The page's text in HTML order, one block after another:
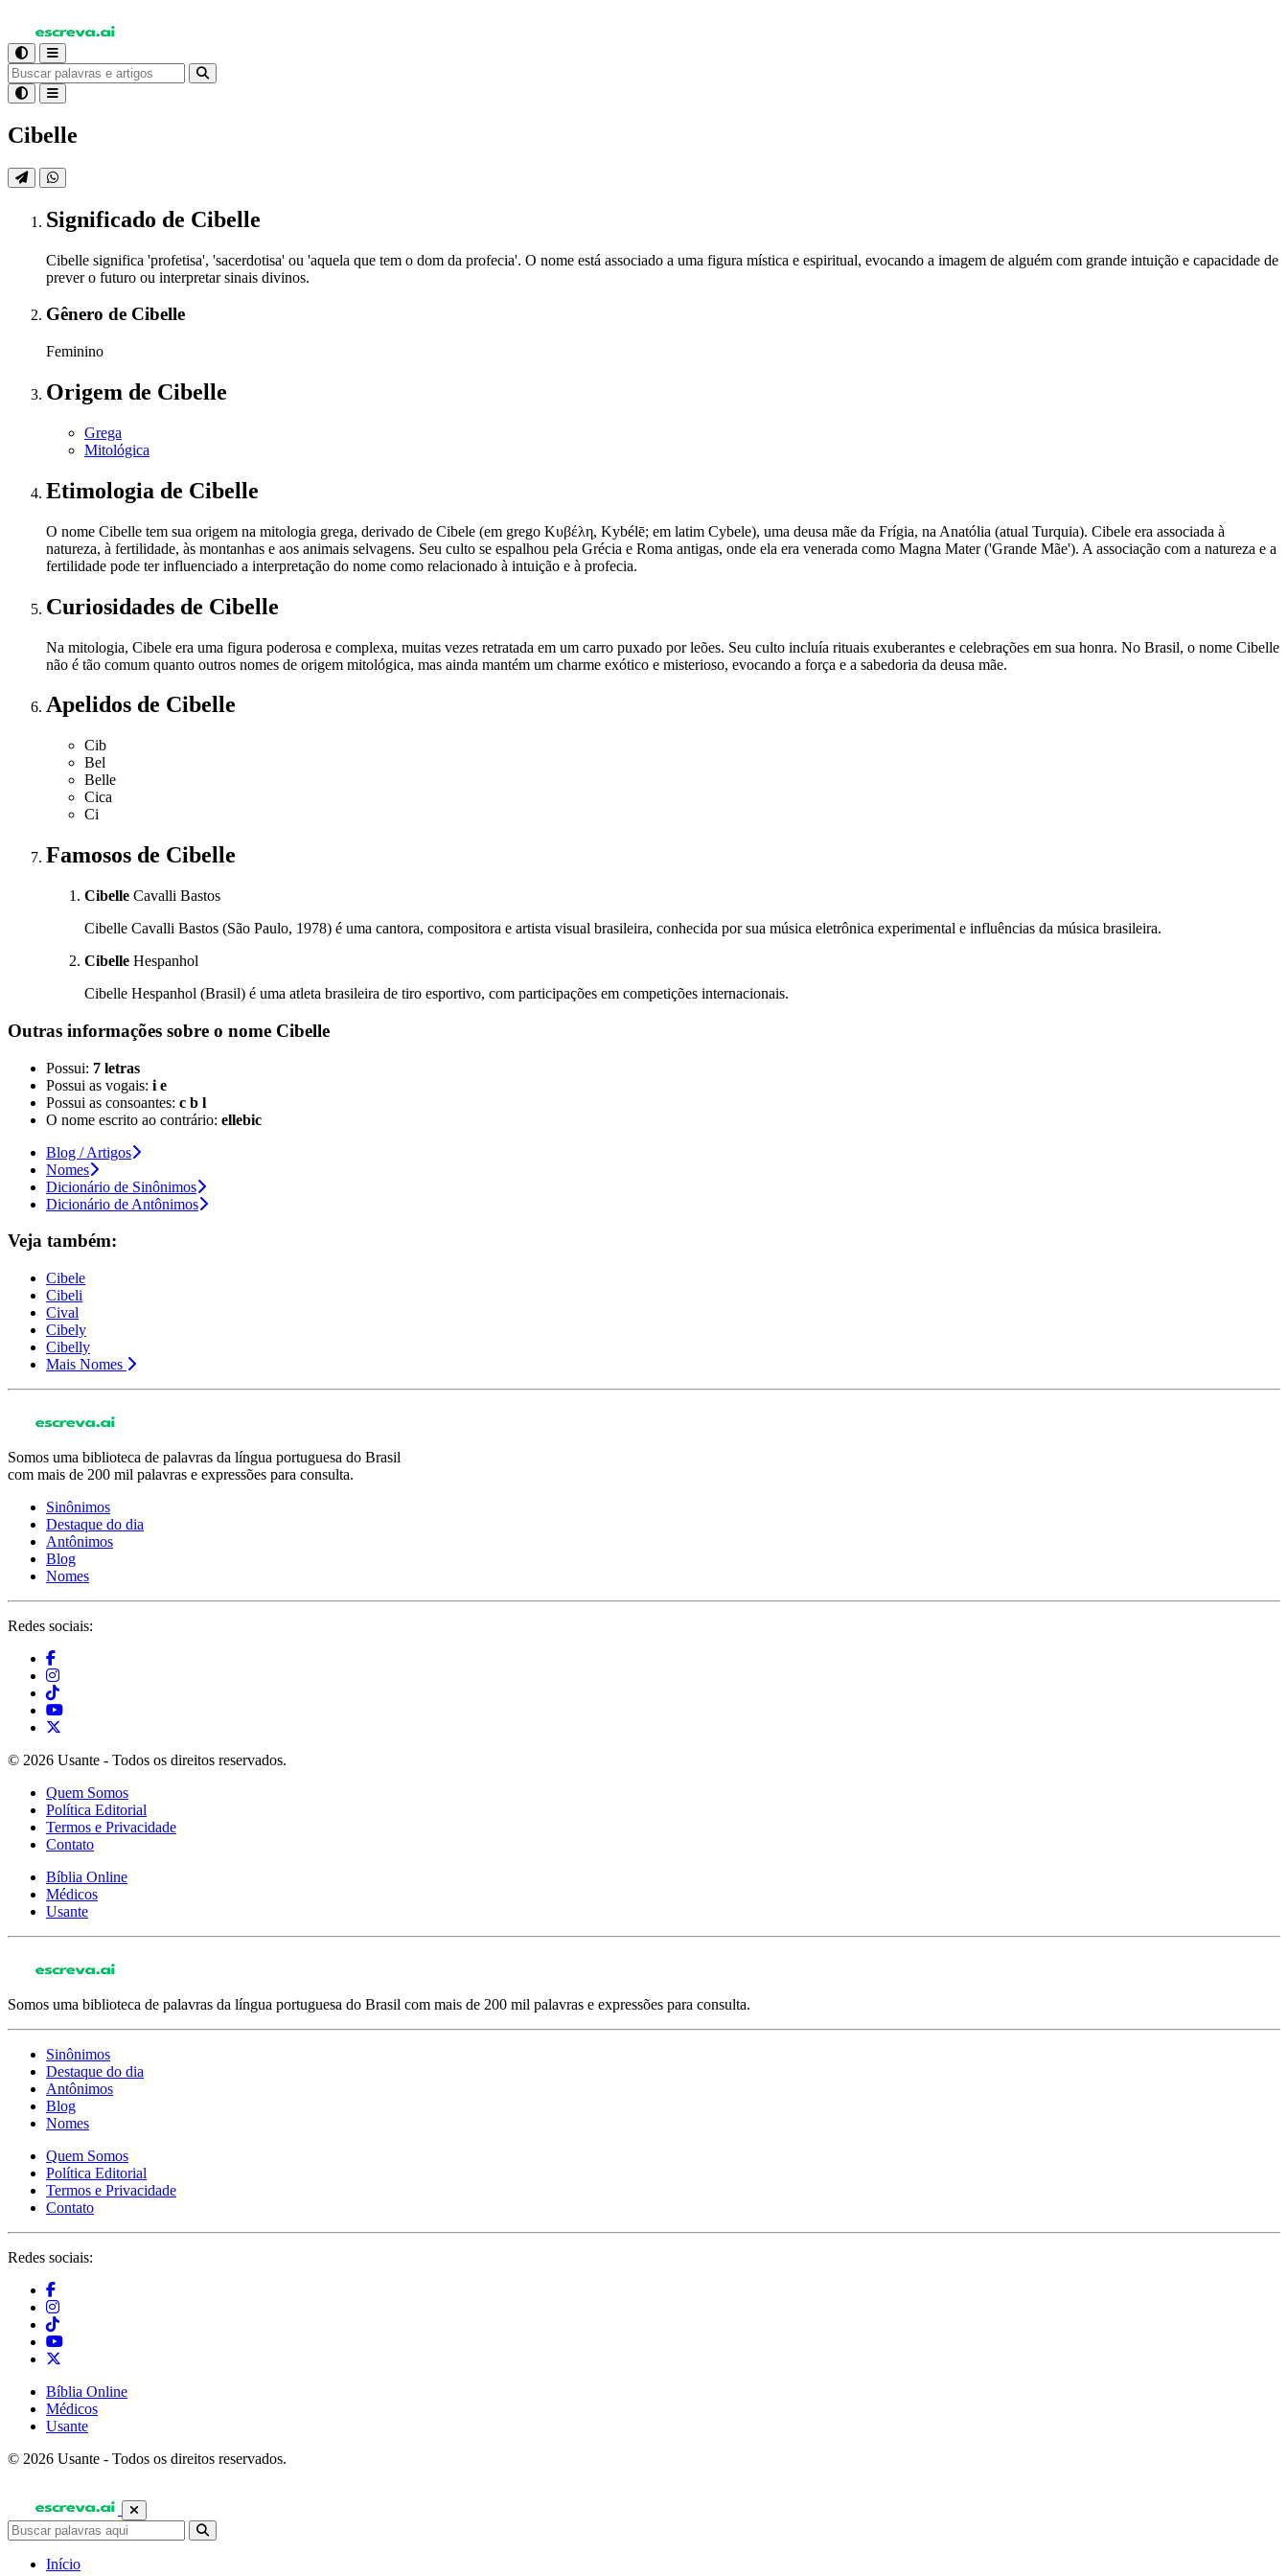
Cibelle
Significado de Cibelle
Cibelle significa 'profetisa', 'sacerdotisa' ou 'aquela que tem o dom da profecia'. O nome está associado a uma figura mística e espiritual, evocando a imagem de alguém com grande intuição e capacidade de
prever o futuro ou interpretar sinais divinos.
Gênero de Cibelle
Feminino
Origem de Cibelle
Grega
Mitológica
Etimologia de Cibelle
O nome Cibelle tem sua origem na mitologia grega, derivado de Cibele (em grego Κυβέλη, Kybélē; em latim Cybele), uma deusa mãe da Frígia, na Anatólia (atual Turquia). Cibele era associada à
natureza, à fertilidade, às montanhas e aos animais selvagens. Seu culto se espalhou pela Grécia e Roma antigas, onde ela era venerada como Magna Mater ('Grande Mãe'). A associação com a natureza e a
fertilidade pode ter influenciado a interpretação do nome como relacionado à intuição e à profecia.
Curiosidades de Cibelle
Na mitologia, Cibele era uma figura poderosa e complexa, muitas vezes retratada em um carro puxado por leões. Seu culto incluía rituais exuberantes e celebrações em sua honra. No Brasil, o nome Cibelle
não é tão comum quanto outros nomes de origem mitológica, mas ainda mantém um charme exótico e misterioso, evocando a força e a sabedoria da deusa mãe.
Apelidos de Cibelle
Cib
Bel
Belle
Cica
Ci
Famosos de Cibelle
Cibelle Cavalli Bastos
Cibelle Cavalli Bastos (São Paulo, 1978) é uma cantora, compositora e artista visual brasileira, conhecida por sua música eletrônica experimental e influências da música brasileira.
Cibelle Hespanhol
Cibelle Hespanhol (Brasil) é uma atleta brasileira de tiro esportivo, com participações em competições internacionais.
Outras informações sobre o nome Cibelle
Possui: 7 letras
Possui as vogais: i e
Possui as consoantes: c b l
O nome escrito ao contrário: ellebic
Blog / Artigos
Nomes
Dicionário de Sinônimos
Dicionário de Antônimos
Veja também:
Cibele
Cibeli
Cival
Cibely
Cibelly
Mais Nomes
Somos uma biblioteca de palavras da língua portuguesa do Brasil
com mais de 200 mil palavras e expressões para consulta.
Sinônimos
Destaque do dia
Antônimos
Blog
Nomes
Redes sociais:
© 2026 Usante - Todos os direitos reservados.
Quem Somos
Política Editorial
Termos e Privacidade
Contato
Bíblia Online
Médicos
Usante
Somos uma biblioteca de palavras da língua portuguesa do Brasil com mais de 200 mil palavras e expressões para consulta.
Sinônimos
Destaque do dia
Antônimos
Blog
Nomes
Quem Somos
Política Editorial
Termos e Privacidade
Contato
Redes sociais:
Bíblia Online
Médicos
Usante
© 2026 Usante - Todos os direitos reservados.
Início